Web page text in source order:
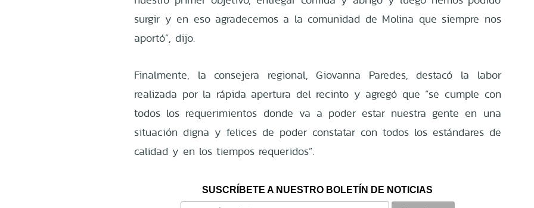
surgir y en eso agradecemos a la comunidad de Molina que siempre nos
aportó”, dijo.
Finalmente, la consejera regional, Giovanna Paredes, destacó la labor
realizada por la rápida apertura del recinto y agregó que “se cumple con
todos los requerimientos donde va a poder estar nuestra gente en una
situación digna y felices de poder constatar con todos los estándares de
calidad y en los tiempos requeridos”.
SUSCRÍBETE A NUESTRO BOLETÍN DE NOTICIAS